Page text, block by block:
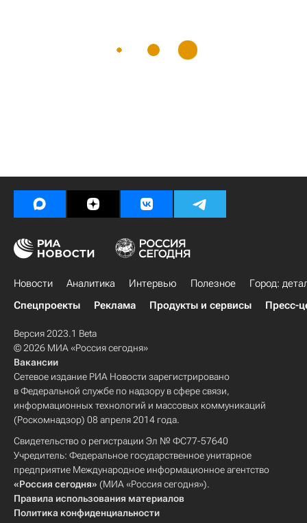
Новости Аналитика Интервью Полезное
Город:
Спецпроекты
Реклама Продукты и сервисы Пресс-
Версия 2023.1 Beta
© 2026 МИА «Россия сегодня»
Вакансии
Сетевое издание РИА Новости зарегистрировано
в Федеральной службе по надзору в сфере связи,
информационных технологий и массовых коммуникаций
(Роскомнадзор) 08 апреля 2014 года.
Свидетельство о регистрации Эл № ФС77-57640
Учредитель: Федеральное государственное унитарное
предприятие Международное информационное агентство
«Россия сегодня» (МИА «Россия сегодня»).
Правила использования материалов
Политика конфиденциальности